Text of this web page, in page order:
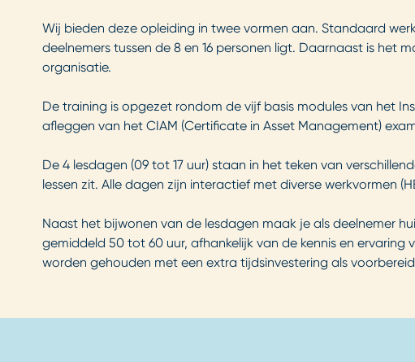
Wij bieden deze opleiding in twee vormen aan. Standaard
deelnemers tussen de 8 en 16 personen ligt. Daarnaast is
organisatie.
De training is opgezet rondom de vijf basis modules van het
afleggen van het CIAM (Certificate in Asset Management)
De 4 lesdagen (09 tot 17 uur) staan in het teken van
lessen zit. Alle dagen zijn interactief met diverse werkvormen
Naast het bijwonen van de lesdagen maak je als deelnemer
gemiddeld 50 tot 60 uur, afhankelijk van de kennis en
worden gehouden met een extra tijdsinvestering als